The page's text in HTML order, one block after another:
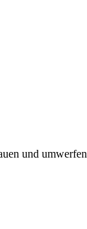
und umwerfen